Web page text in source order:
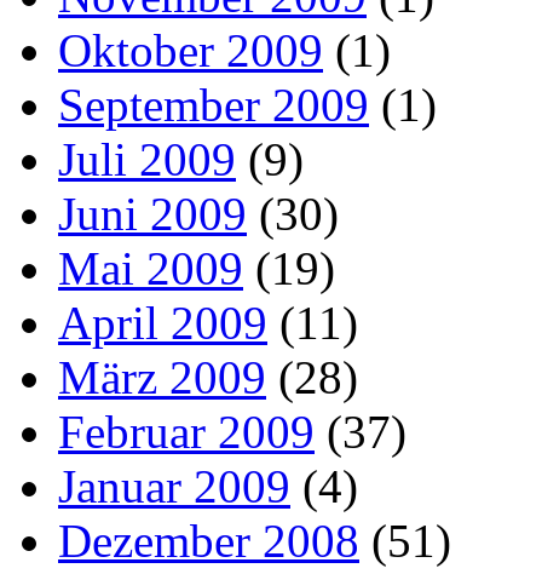
Oktober 2009 (1)
September 2009 (1)
Juli 2009 (9)
Juni 2009 (30)
Mai 2009 (19)
April 2009 (11)
März 2009 (28)
Februar 2009 (37)
Januar 2009 (4)
Dezember 2008 (51)